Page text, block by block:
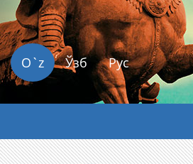
O`z Ўзб Рус